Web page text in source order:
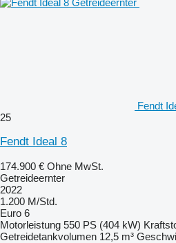
Fendt
25
Fendt Ideal 8
174.900 € Ohne MwSt.
Getreideernter
2022
1.200 M/Std.
Euro 6
Motorleistung 550 PS (404 kW)
Getreidetankvolumen 12,5 m³